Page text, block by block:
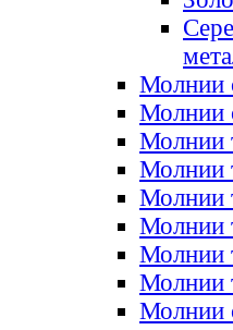
Молнии
Молнии
Молнии
Молнии
Молнии
Молнии
Молнии
Молнии
Молнии